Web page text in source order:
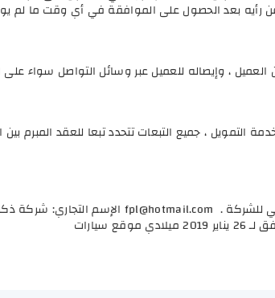
رأيه بعد الحصول على الموافقة في أي وقت ما لم
، وإيصاله للعميل عبر وسائل التواصل سواء على
، جميع التبعات تتحدد تبعا للعقد المبرم
للشركة . fpl@hotmail.com الإسم التجاري: شركة